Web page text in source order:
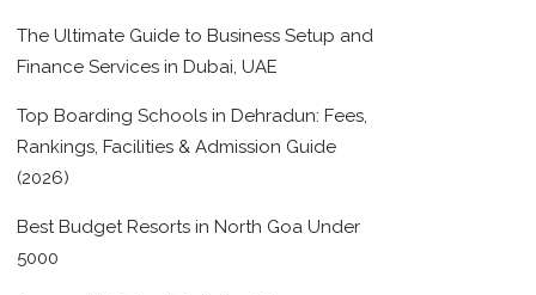
The Ultimate Guide to Business Setup and
Finance Services in Dubai, UAE
Top Boarding Schools in Dehradun: Fees,
Rankings, Facilities & Admission Guide
(2026)
Best Budget Resorts in North Goa Under
5000